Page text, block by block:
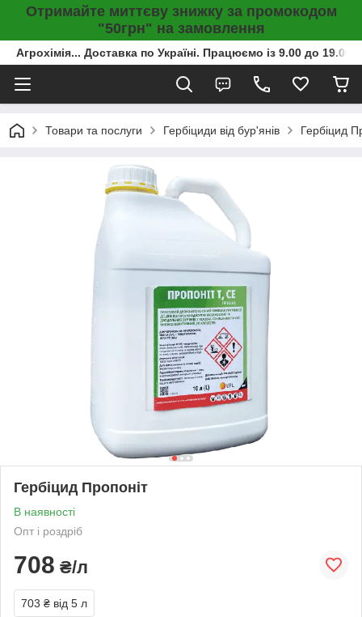
Отримайте миттєву знижку за промокодом
"50грн" на замовлення
Агрохімія... Доставка по Україні. Працюємо із 9.00 до
Товари та послуги Гербіциди від бур'янів Гербіцид
Гербіцид Пропоніт
В наявності
Опт і роздріб
708 ₴/л
703 ₴ від 5 л